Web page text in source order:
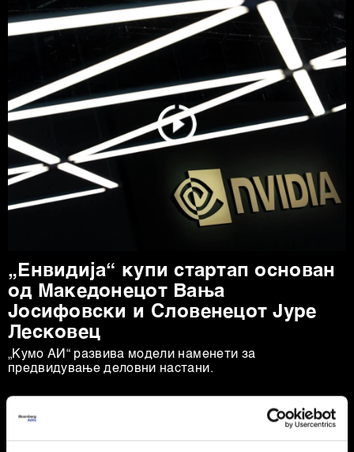
„Енвидија“ купи стартап основан
од Mакедонецот Вања
Јосифовски и Словенецот Јуре
Лесковец
„Кумо АИ“ развива модели наменети за
предвидување деловни настани.